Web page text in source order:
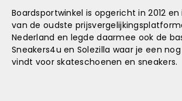
Boardsportwinkel is opgericht in 2012
van de oudste
Nederland en legde daarmee ook de
Sneakers4u en Solezilla waar je een
vindt voor skateschoenen en sneakers.